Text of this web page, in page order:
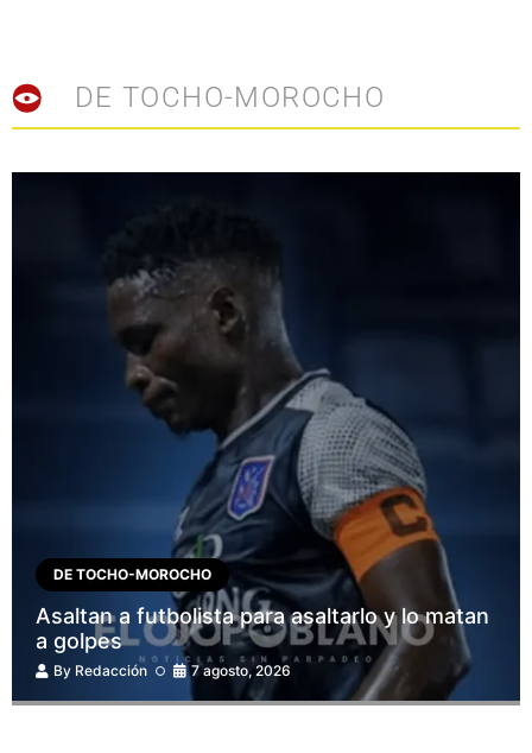
DE TOCHO-MOROCHO
DE TOCHO-MOROCHO
Asaltan a futbolista para asaltarlo y lo matan
a golpes
By Redacción 7 agosto, 2026